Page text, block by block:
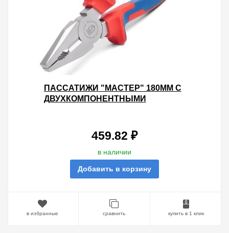
ПАССАТИЖИ "МАСТЕР" 180ММ С
ДВУХКОМПОНЕНТНЫМИ
459.82 ₽
в наличии
Добавить в корзину
в избранные сравнить купить в 1 клик